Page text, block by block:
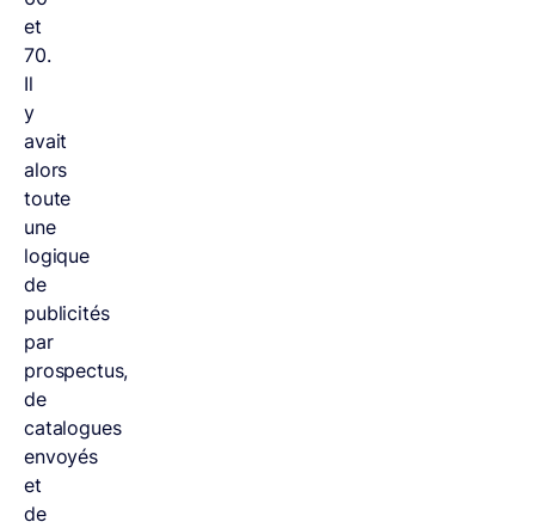
et
70.
Il
y
avait
alors
toute
une
logique
de
publicités
par
prospectus,
de
catalogues
envoyés
et
de